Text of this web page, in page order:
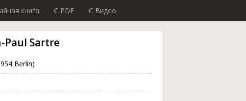
книга C PDF C Видео
Paul Sartre
Berlin)